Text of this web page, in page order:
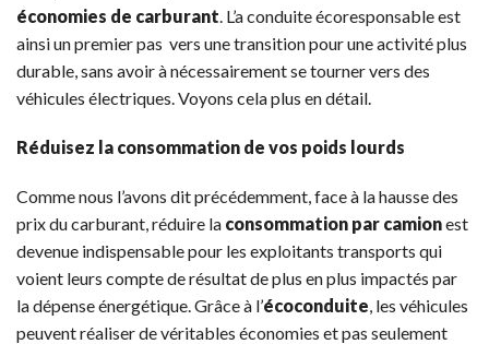
économies de carburant . L’a conduite écoresponsable est
ainsi un premier pas vers une transition pour une activité plus
durable, sans avoir à nécessairement se tourner vers des
véhicules électriques. Voyons cela plus en détail.
Réduisez la consommation de vos poids lourds
Comme nous l’avons dit précédemment, face à la hausse des
prix du carburant, réduire la consommation par camionest
devenue indispensable pour les exploitants transports qui
voient leurs compte de résultat de plus en plus impactés par
la dépense énergétique. Grâce à l’écoconduite , les véhicules
peuvent réaliser de véritables économies et pas seulement